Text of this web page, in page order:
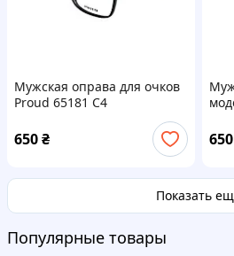
Мужская оправа для очков
Proud 65181 C4
650₴ 650
Показать
Популярные товары